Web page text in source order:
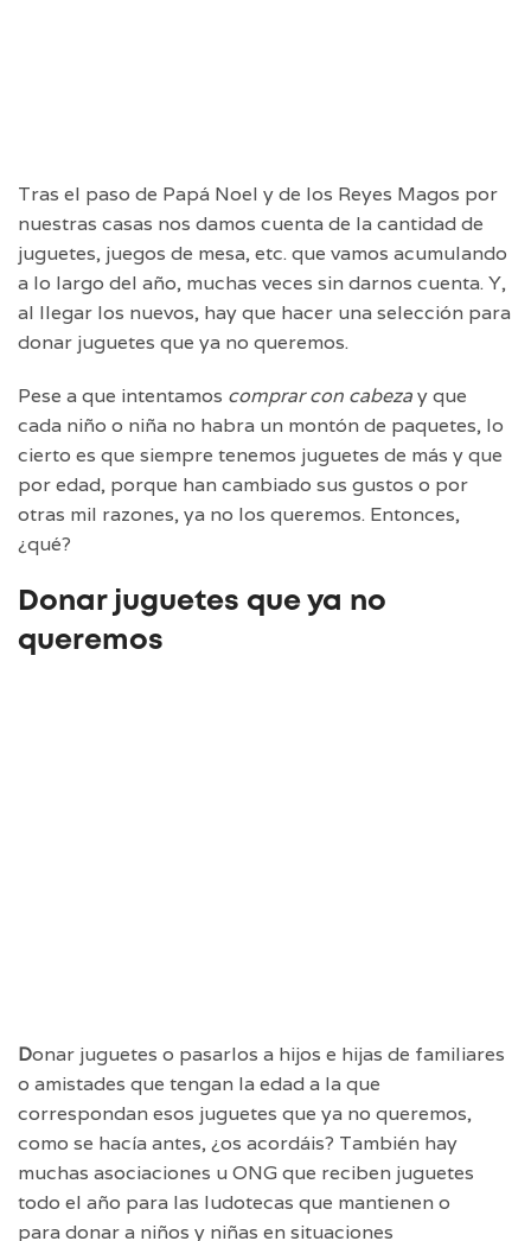
Tras el paso de Papá Noel y de los Reyes Magos por
nuestras casas nos damos cuenta de la cantidad de
juguetes, juegos de mesa, etc. que vamos acumulando
a lo largo del año, muchas veces sin darnos cuenta. Y,
al llegar los nuevos, hay que hacer una selección para
donar juguetes que ya no queremos.
Pese a que intentamos comprar con cabezay que
cada niño o niña no habra un montón de paquetes, lo
cierto es que siempre tenemos juguetes de más y que
por edad, porque han cambiado sus gustos o por
otras mil razones, ya no los queremos. Entonces,
¿qué?
Donar juguetes que ya no
queremos
Donar juguetes o pasarlos a hijos e hijas de familiares
o amistades que tengan la edad a la que
correspondan esos juguetes que ya no queremos,
como se hacía antes, ¿os acordáis? También hay
muchas asociaciones u ONG que reciben juguetes
todo el año para las ludotecas que mantienen o
para donar a niños y niñas en situaciones